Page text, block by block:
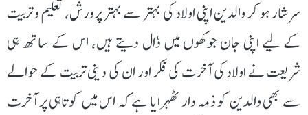
سرشار ہو کر والدین اپنی اولاد کی بہتر سے بہتر پرورش، تعلیم و تربیت
کے لیے اپنی جان جوکھوں میں ڈال دیتے ہیں، اس کے ساتھ ہی
شریعت نے اولاد کی آخرت کی فکر اور ان کی دینی تربیت کے حوالے
سے بھی والدین کو ذمہ دار ٹھہرایا ہے کہ اس میں کوتاہی پر آخرت